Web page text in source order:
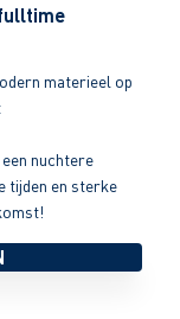
materieel op
nuchtere
tijden en sterke